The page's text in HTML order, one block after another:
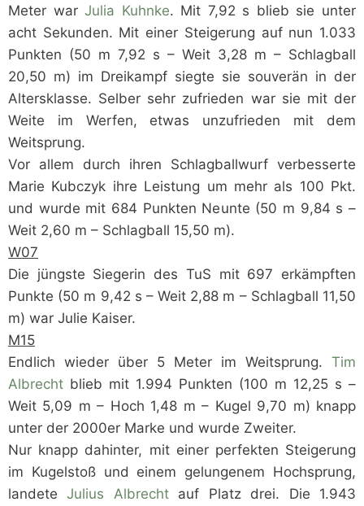
Meter warJulia Kuhnke. Mit 7,92 s blieb sie unter
acht Sekunden. Mit einer Steigerung auf nun 1.033
Punkten (50 m 7,92 s – Weit 3,28 m – Schlagball
20,50 m) im Dreikampf siegte sie souverän in der
Altersklasse. Selber sehr zufrieden war sie mit der
Weite im Werfen, etwas unzufrieden mit dem
Weitsprung.
Vor allem durch ihren Schlagballwurf verbesserte
Marie Kubczyk ihre Leistung um mehr als 100 Pkt.
und wurde mit 684 Punkten Neunte (50 m 9,84 s –
Weit 2,60 m – Schlagball 15,50 m).
W07
Die jüngste Siegerin des TuS mit 697 erkämpften
Punkte (50 m 9,42 s – Weit 2,88 m – Schlagball 11,50
m) war Julie Kaiser.
M15
Endlich wieder über 5 Meter im Weitsprung. Tim
Albrecht blieb mit 1.994 Punkten (100 m 12,25 s –
Weit 5,09 m – Hoch 1,48 m – Kugel 9,70 m) knapp
unter der 2000er Marke und wurde Zweiter.
Nur knapp dahinter, mit einer perfekten Steigerung
im Kugelstoß und einem gelungenem Hochsprung,
landeteJulius Albrechtauf Platz drei. Die 1.943